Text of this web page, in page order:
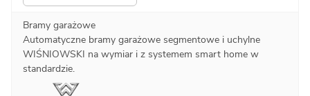
Bramy garażowe
Automatyczne bramy garażowe segmentowe i uchylne
WIŚNIOWSKI na wymiar i z systemem smart home w
standardzie.